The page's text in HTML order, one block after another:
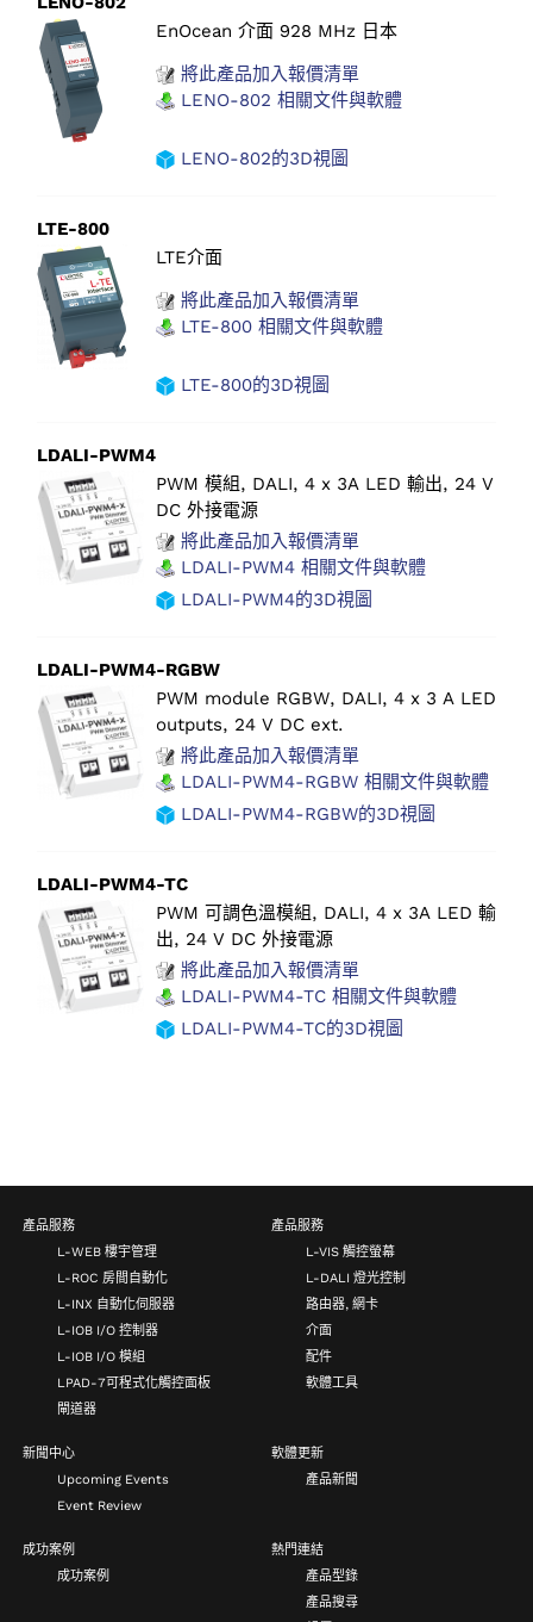
EnOcean 介面 928 MHz 日本
將此產品加入報價清單
LENO-802 相關文件與軟體
LENO-802的3D視圖
LTE-800
LTE介面
將此產品加入報價清單
LTE-800 相關文件與軟體
LTE-800的3D視圖
LDALI-PWM4
PWM 模組, DALI, 4 x 3A LED 輸出, 24 V
DC 外接電源
將此產品加入報價清單
LDALI-PWM4 相關文件與軟體
LDALI-PWM4的3D視圖
LDALI-PWM4-RGBW
PWM module RGBW, DALI, 4 x 3 A LED
outputs, 24 V DC ext.
將此產品加入報價清單
LDALI-PWM4-RGBW 相關文件與軟體
LDALI-PWM4-RGBW的3D視圖
LDALI-PWM4-TC
PWM 可調色溫模組, DALI, 4 x 3A LED 輸
出, 24 V DC 外接電源
將此產品加入報價清單
LDALI-PWM4-TC 相關文件與軟體
LDALI-PWM4-TC的3D視圖
產品服務
L-WEB 樓宇管理
L-ROC 房間自動化
L-INX 自動化伺服器
L-IOB I/O 控制器
L-IOB I/O 模組
LPAD-7可程式化觸控面板
閘道器
產品服務
L-VIS 觸控螢幕
L-DALI 燈光控制
路由器, 網卡
介面
配件
軟體工具
新聞中心
Upcoming Events
Event Review
軟體更新
產品新聞
成功案例
成功案例
熱門連結
產品型錄
產品搜尋